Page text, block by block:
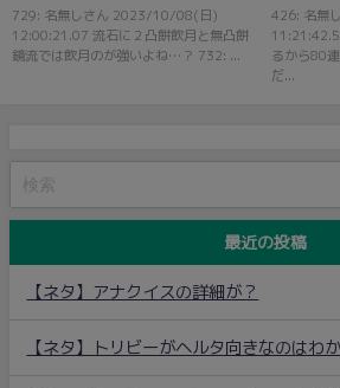
ね…？
729: 名無しさん 2023/10/08(日)
12:00:21.07 流石に２凸餅飲月と無凸餅
鏡流では飲月のが強いよね…？ 732: ...
うが鏡流
426: 名無
るから80
だ...
最近の投稿
【ネタ】アナクイスの詳細が？
【ネタ】トリビーがヘルタ向きなのはわ